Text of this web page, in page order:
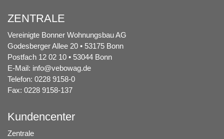
ZENTRALE
Vereinigte Bonner Wohnungsbau AG
Godesberger Allee 20 • 53175 Bonn
Postfach 12 02 10 • 53044 Bonn
E-Mail: info@vebowag.de
Telefon: 0228 9158-0
Fax: 0228 9158-137
Kundencenter
Zentrale